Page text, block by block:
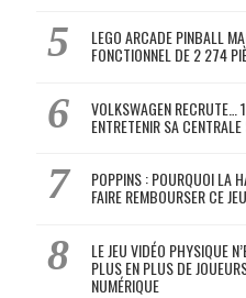
LEGO ARCADE PINBALL
FONCTIONNEL DE 2 274
VOLKSWAGEN RECRUTE…
ENTRETENIR SA
POPPINS : POURQUOI LA
FAIRE REMBOURSER CE
LE JEU VIDÉO PHYSIQUE
PLUS EN PLUS DE
NUMÉRIQUE